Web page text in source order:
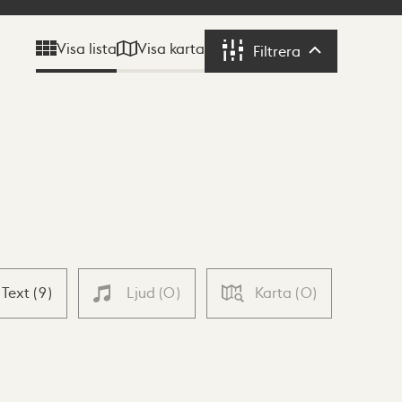
Visa lista Visa karta Filtrera Filtrera
Text (9) Ljud (0) Karta (0)